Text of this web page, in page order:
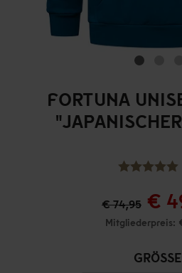
FORTUNA
€ 74,95 €
Mitgliederpreis:
GRÖSSE: